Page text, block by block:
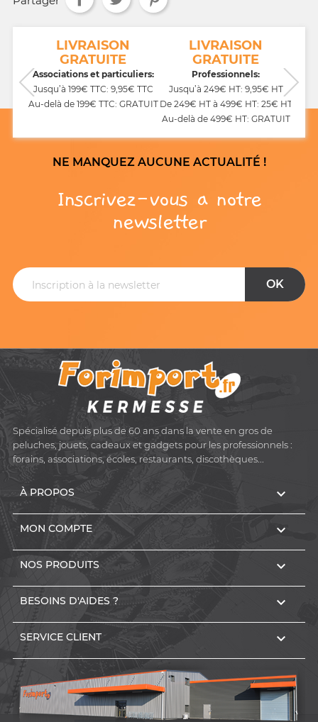
Age :
LIVRAISON
GRATUITE
Associations et particuliers:
Jusqu’à 199€ TTC: 9,95€ TTC
Au-delà de 199€ TTC: GRATUIT
LIVRAISON
GRATUITE
Professionnels:
Jusqu’à 249€ HT: 9,95€ HT
De 249€ HT à 499€ HT: 25€ HT
Au-delà de 499€ HT: GRATUIT
NE MANQUEZ AUCUNE ACTUALITÉ !
Inscrivez-vous a notre
newsletter
Spécialisé depuis plus de 60 ans dans la vente en gros de
peluches, jouets, cadeaux et gadgets pour les professionnels :
forains, associations, écoles, restaurants, discothèques...
À PROPOS 
MON COMPTE 
NOS PRODUITS 
BESOINS D'AIDES ? 
SERVICE CLIENT 